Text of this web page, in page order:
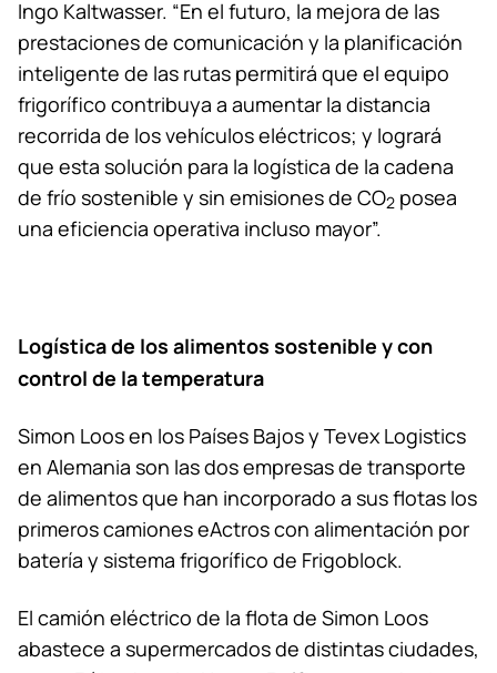
Ingo Kaltwasser. “En el futuro, la mejora de las
prestaciones de comunicación y la planificación
inteligente de las rutas permitirá que el equipo
frigorífico contribuya a aumentar la distancia
recorrida de los vehículos eléctricos; y logrará
que esta solución para la logística de la cadena
de frío sostenible y sin emisiones de CO2 posea
una eficiencia operativa incluso mayor”.
Logística de los alimentos sostenible y con
control de la temperatura
Simon Loos en los Países Bajos y Tevex Logistics
en Alemania son las dos empresas de transporte
de alimentos que han incorporado a sus flotas los
primeros camiones eActros con alimentación por
batería y sistema frigorífico de Frigoblock.
El camión eléctrico de la flota de Simon Loos
abastece a supermercados de distintas ciudades,